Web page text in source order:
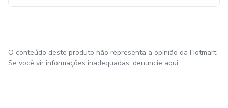
Escolha Fundação!
O conteúdo deste produto não representa a opinião da Hotmart.
Se você vir informações inadequadas, denuncie aqui